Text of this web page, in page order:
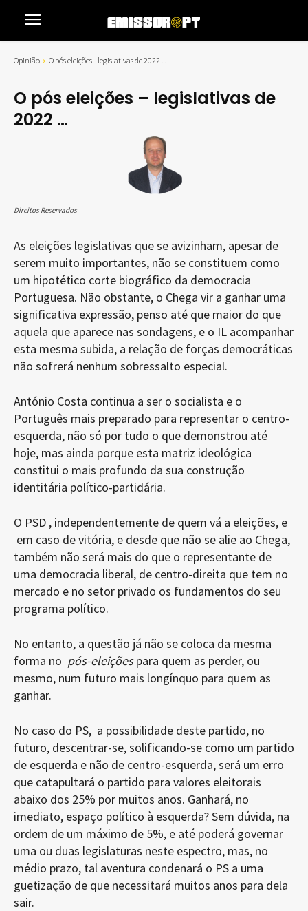
Opinião O pós eleições - legislativas de 2022 …
O pós eleições – legislativas de
2022 …
Direitos Reservados
As eleições legislativas que se avizinham, apesar de
serem muito importantes, não se constituem como
um hipotético corte biográfico da democracia
Portuguesa. Não obstante, o Chega vir a ganhar uma
significativa expressão, penso até que maior do que
aquela que aparece nas sondagens, e o IL acompanhar
esta mesma subida, a relação de forças democráticas
não sofrerá nenhum sobressalto especial.
António Costa continua a ser o socialista e o
Português mais preparado para representar o centro-
esquerda, não só por tudo o que demonstrou até
hoje, mas ainda porque esta matriz ideológica
constitui o mais profundo da sua construção
identitária político-partidária.
O PSD , independentemente de quem vá a eleições, e
em caso de vitória, e desde que não se alie ao Chega,
também não será mais do que o representante de
uma democracia liberal, de centro-direita que tem no
mercado e no setor privado os fundamentos do seu
programa político.
No entanto, a questão já não se coloca da mesma
forma no pós-eleiçõespara quem as perder, ou
mesmo, num futuro mais longínquo para quem as
ganhar.
No caso do PS, a possibilidade deste partido, no
futuro, descentrar-se, solificando-se como um partido
de esquerda e não de centro-esquerda, será um erro
que catapultará o partido para valores eleitorais
abaixo dos 25% por muitos anos. Ganhará, no
imediato, espaço político à esquerda? Sem dúvida, na
ordem de um máximo de 5%, e até poderá governar
uma ou duas legislaturas neste espectro, mas, no
médio prazo, tal aventura condenará o PS a uma
guetização de que necessitará muitos anos para dela
sair.